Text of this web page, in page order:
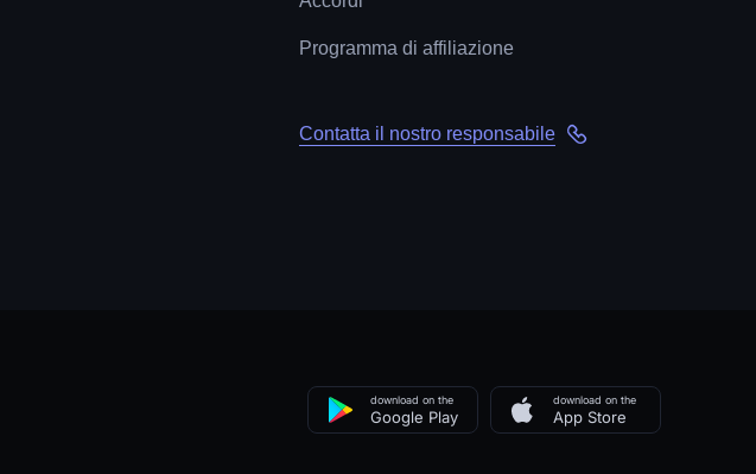
Programma di affiliazione
Contatta il nostro responsabile
download on the
Google Play
download on the
App Store